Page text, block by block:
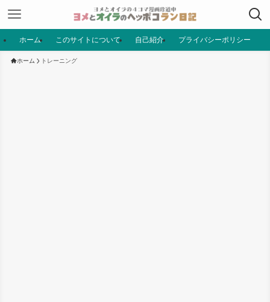
ホーム このサイトについて 自己紹介 プライバシーポリシー
ホーム トレーニング